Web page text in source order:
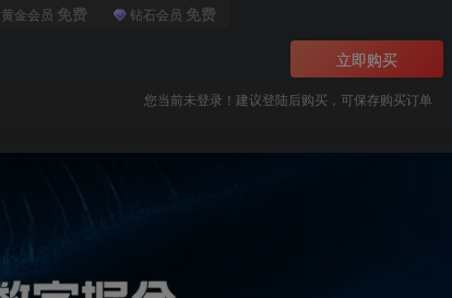
黄金会员 免费 钻石会员 免费
立即购买
您当前未登录！建议登陆后购买，可保存购买订单